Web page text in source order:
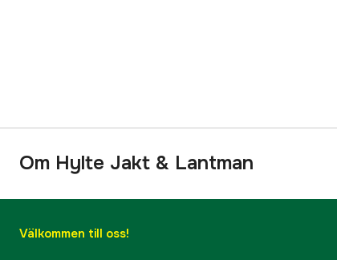
Om Hylte Jakt & Lantman
Välkommen till oss!